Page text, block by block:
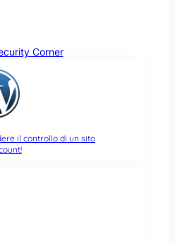
Corner
il controllo di un sito